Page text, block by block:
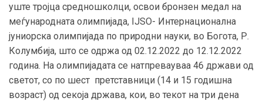
уште тројца средношколци, освои бронзен медал на
меѓународната олимпијада, IJSO- Интернационална
јуниорска олимпијада по природни науки, во Богота, Р.
Колумбија, што се одржа од 02.12.2022 до 12.12.2022
година. На олимпијадата се натпревауваа 46 држави од
светот, со по шест претставници (14 и 15 годишна
возраст) од секоја држава, кои, во текот на три дена